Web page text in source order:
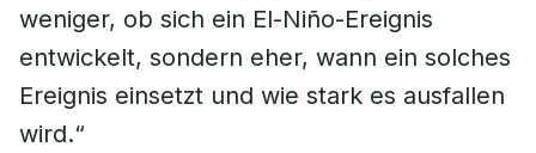
weniger, ob sich ein El-Niño-Ereignis
entwickelt, sondern eher, wann ein solches
Ereignis einsetzt und wie stark es ausfallen
wird.“